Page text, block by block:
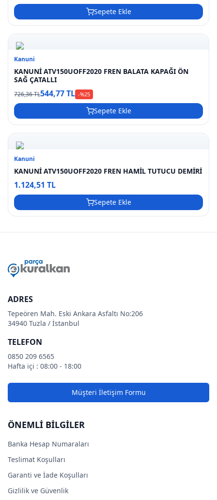
Sepete Ekle
Kanuni
KANUNİ ATV150UOFF2020 FREN BALATA KAPAĞI ÖN
SAĞ ÇATALLI
726,36 TL544,77 TL -%25
Sepete Ekle
Kanuni
KANUNİ ATV150UOFF2020 FREN HAMİL TUTUCU DEMİRİ
1.124,51 TL
Sepete Ekle
ADRES
Tepeören Mah. Eski Ankara Asfaltı No:206
34940 Tuzla / İstanbul
TELEFON
0850 209 6565
Hafta içi : 08:00 - 18:00
Müşteri İletişim Formu
ÖNEMLİ BİLGİLER
Banka Hesap Numaraları
Teslimat Koşulları
Garanti ve İade Koşulları
Gizlilik ve Güvenlik